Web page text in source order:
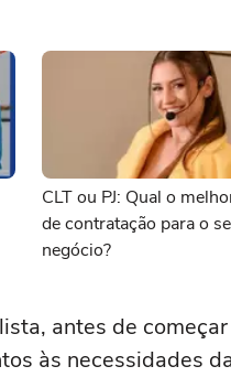
CLT ou PJ: Qual o
de contratação para o
negócio?
antes de
às necessidades